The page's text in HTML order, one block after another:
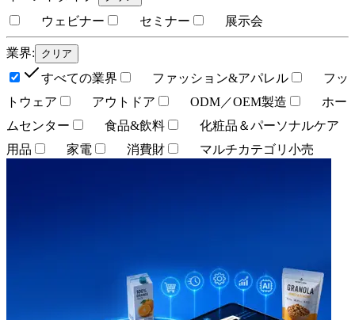
ウェビナー セミナー 展示会
業界: クリア
すべての業界 ファッション&アパレル
フッ
トウェア
アウトドア ODM／OEM製造
ホー
ムセンター
食品&飲料
化粧品＆パーソナルケア
用品
家電 消費財 マルチカテゴリ小売